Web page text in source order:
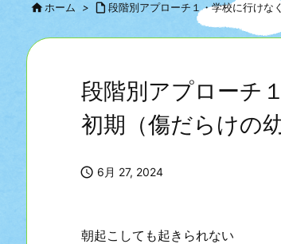
ホーム >  段階別アプローチ１・学校に行けな
段階別アプローチ
初期（傷だらけの幼
 6月 27, 2024
朝起こしても起きられない